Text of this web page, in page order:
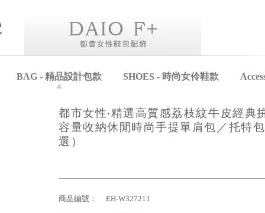
BAG - 精品設計包款 SHOES - 時尚女伶鞋款
都市女性‧精選高質感荔枝紋牛皮經典
容量收納休閒時尚手提單肩包／托特
選）
商品編號： EH-W327211